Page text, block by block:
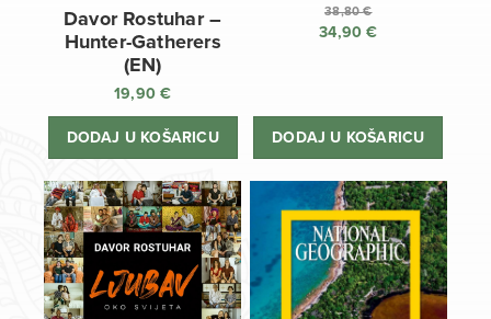
Davor Rostuhar –
Hunter-Gatherers
(EN)
19,90€
DODAJ U KOŠARICU
38,80€
Izvorna
38,80 €.
34,90€
34,90 €.
DODAJ U KOŠARICU